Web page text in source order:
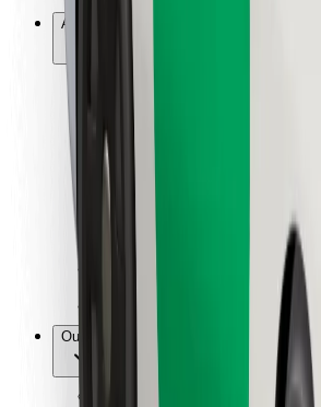
Ajuda
Para passageiros
Para motoristas
Para estafetas
Bolt Food
Para gestores de frota
Outros
Fornecedores